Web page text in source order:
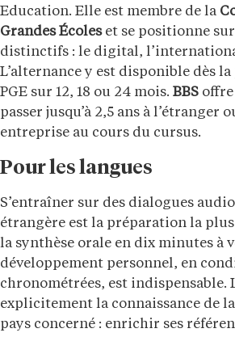
Education. Elle est membre de la
Grandes Écoleset se positionne
distinctifs : le digital,
L’alternance y est disponible dès
PGE sur 12, 18 ou 24 mois. BBS
passer jusqu’à 2,5 ans à l’étranger
entreprise au cours du cursus.
Pour les langues
S’entraîner sur des dialogues
étrangère est la préparation la
la synthèse orale en dix minutes à
développement personnel, en
chronométrées, est indispensable.
explicitement la connaissance de
pays concerné : enrichir ses